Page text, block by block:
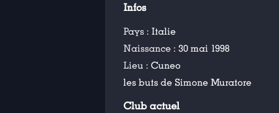
Infos
Pays : Italie
Naissance : 30 mai 1998
Lieu : Cuneo
les buts de Simone Muratore
Club actuel